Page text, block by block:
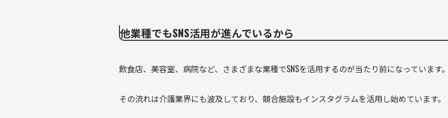
他業種でもSNS活用が進んでいるから
飲食店、美容室、病院など、さまざまな業種でSNSを活用するのが当たり前になっています
その流れは介護業界にも波及しており、競合施設もインスタグラムを活用し始めています。